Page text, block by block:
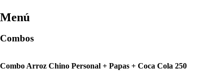
Menú
Combos
Combo Arroz Chino Personal + Papas + Coca Cola 250